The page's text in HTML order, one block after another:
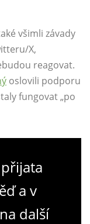
všimli závady
X,
reagovat.
oslovili podporu
fungovat „po
a v
další